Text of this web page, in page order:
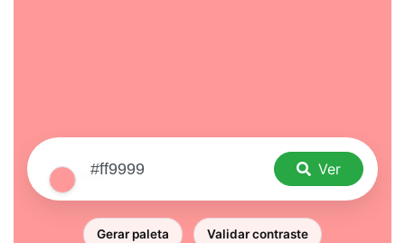
Ver
Gerar paleta Validar contraste